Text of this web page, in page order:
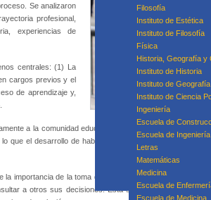
Filosofía
Instituto de Estética
Instituto de Filosofía
Física
Historia, Geografía y
Instituto de Historia
Instituto de Geografía
Instituto de Ciencia
Ingeniería
Escuela de
Escuela de Ingeniería
Letras
Matemáticas
Medicina
Escuela de
Escuela de Medicina
Se analizaron
profesional,
experiencias de
centrales: (1) La
cargos previos y el
de aprendizaje y,
a la comunidad educativa como práctica
que el desarrollo de habilidades de liderazgo
importancia de la toma decisiones dentro de la labor
a otros sus decisiones. Esta situación, que a